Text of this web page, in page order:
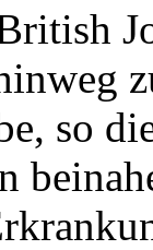
so